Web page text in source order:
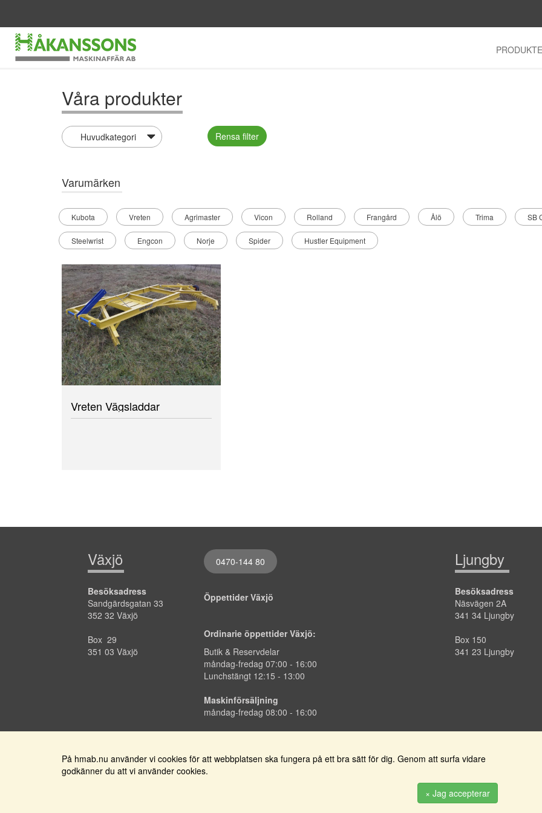
Våra produkter
Rensa filter
Varumärken
Kubota Vreten Agrimaster Vicon Rolland Frangård Ålö Trima SB
Steelwrist Engcon Norje Spider Hustler Equipment
Vreten Vägsladdar
Växjö
Besöksadress
Sandgärdsgatan 33
352 32 Växjö
Box 29
351 03 Växjö
0470-144 80
Öppettider Växjö
Ordinarie öppettider Växjö:
Butik & Reservdelar
måndag-fredag 07:00- 16:00
Lunchstängt 12:15 - 13:00
Maskinförsäljning
måndag-fredag 08:00 - 16:00
Ljungby
Besöksadress
Näsvägen 2A
341 34 Ljungby
Box 150
341 23 Ljungby
På hmab.nu använder vi cookies för att webbplatsen ska fungera på ett bra sätt för dig. Genom att surfa vidare
godkänner du att vi använder cookies.
× Jag accepterar